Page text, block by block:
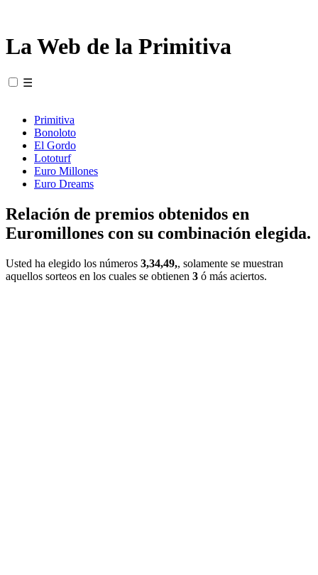
La Web de la Primitiva
☰
Primitiva
Bonoloto
El Gordo
Lototurf
Euro Millones
Euro Dreams
Relación de premios obtenidos en
Euromillones con su combinación elegida.
Usted ha elegido los números 3,34,49,, solamente se muestran
aquellos sorteos en los cuales se obtienen 3 ó más aciertos.